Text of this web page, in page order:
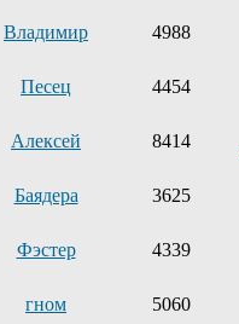
Владимир 4988
Песец 4454
Алексей 8414
Баядера 3625
Фэстер 4339
гном 5060